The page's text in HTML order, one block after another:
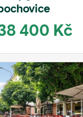
400 Kč